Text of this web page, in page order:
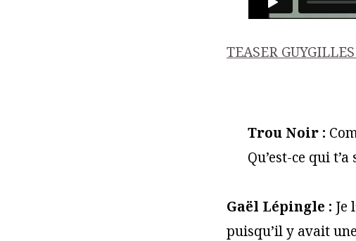
TEASER
Trou Noir :
Qu’est-ce qui
Gaël Lépingle : Je
puisqu’il y avait